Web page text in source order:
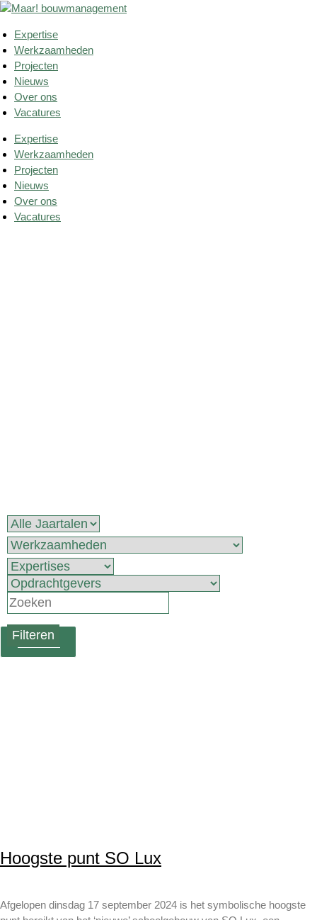
Ga
de
inhoud
Expertise
Werkzaamheden
Projecten
Nieuws
Over ons
Vacatures
Expertise
Werkzaamheden
Projecten
Nieuws
Over ons
Vacatures
Wissen
Hoogste punt SO Lux
Afgelopen dinsdag 17 september 2024 is het symbolische hoogste